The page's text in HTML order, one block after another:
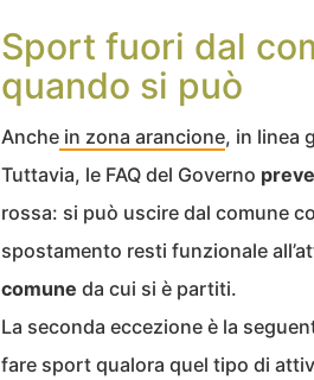
Sport fuori dal
quando si può
Anche in zona arancione, in linea
Tuttavia, le FAQ del Governo
rossa: si può uscire dal comune
spostamento resti funzionale
comune da cui si è partiti.
La seconda eccezione è la
fare sport qualora quel tipo di